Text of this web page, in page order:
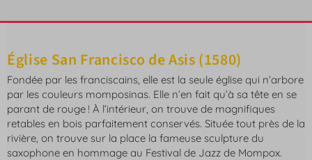
Église San Francisco de Asis (1580)
Fondée par les franciscains, elle est la seule église qui n’arbore
par les couleurs momposinas. Elle n’en fait qu’à sa tête en se
parant de rouge ! À l’intérieur, on trouve de magnifiques
retables en bois parfaitement conservés. Située tout près de la
rivière, on trouve sur la place la fameuse sculpture du
saxophone en hommage au Festival de Jazz de Mompox.